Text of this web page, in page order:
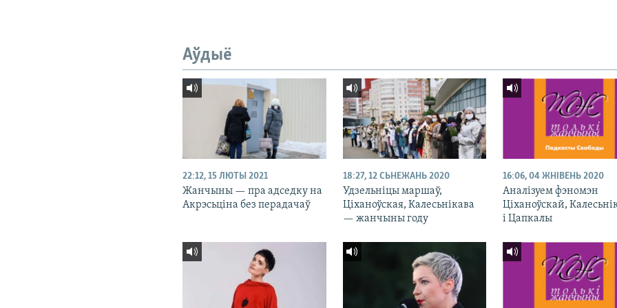
Аўдыё
22:12, 15 ЛЮТЫ 2021
Жанчыны — пра адседку на
Акрэсьціна без перадачаў
18:27, 12 СЬНЕЖАНЬ 2020
Удзельніцы маршаў,
Ціханоўская, Калесьнікава
— жанчыны году
16:06, 04 ЖНІВЕНЬ 2020
Аналізуем фэномэн
Ціханоўскай,
і Цапкалы